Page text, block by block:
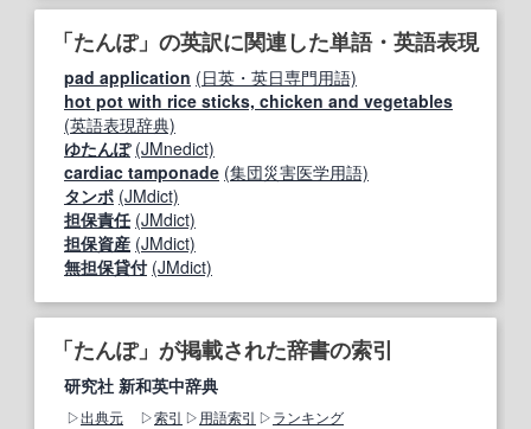
「たんぽ」の英訳に関連した単語・英語表現
pad application (日英・英日専門用語)
hot pot with rice sticks, chicken and vegetables
(英語表現辞典)
ゆたんぽ (JMnedict)
cardiac tamponade (集団災害医学用語)
タンポ (JMdict)
担保責任 (JMdict)
担保資産 (JMdict)
無担保貸付 (JMdict)
「たんぽ」が掲載された辞書の索引
研究社 新和英中辞典
出典元 索引 用語索引
ランキング